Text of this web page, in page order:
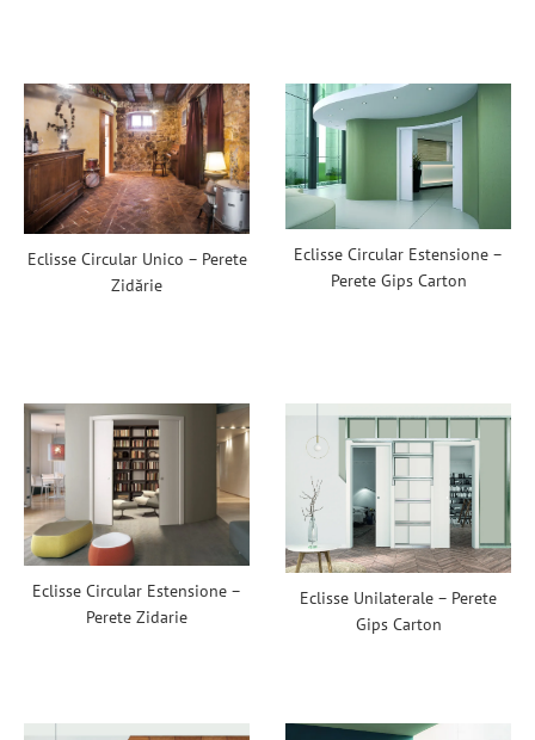
Eclisse Circular Unico – Perete
Zidărie
Eclisse Circular Estensione –
Perete Gips Carton
Eclisse Circular Estensione –
Perete Zidarie
Eclisse Unilaterale – Perete
Gips Carton